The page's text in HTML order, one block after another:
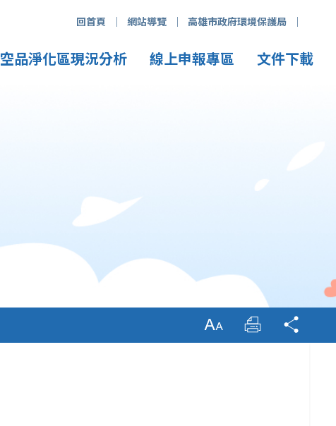
回首頁 網站導覽 高雄市政府環境保護局
空品淨化區現況分析 線上申報專區 文件下載
放大字級列印 分享